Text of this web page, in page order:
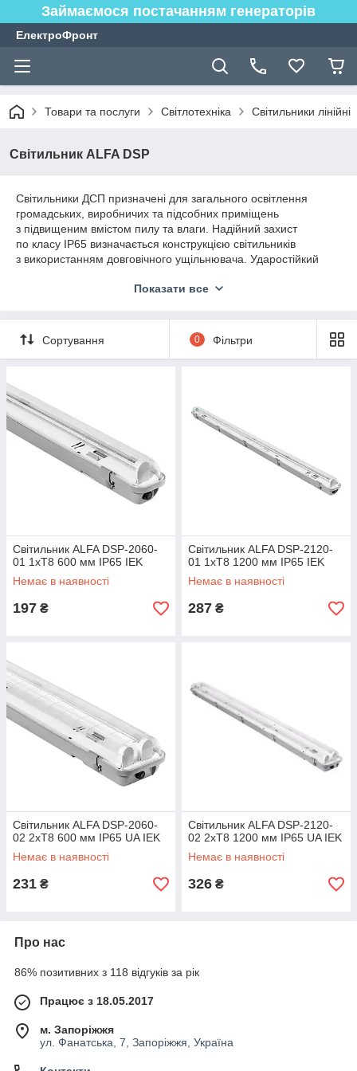
Займаємося постачанням генераторів
ЕлектроФронт
Товари та послуги Світлотехніка Світильники лінійні
Світильник ALFA DSP
Світильники ДСП призначені для загального освітлення
громадських, виробничих та підсобних приміщень
з підвищеним вмістом пилу та влаги. Надійний захист
по класу IP65 визначається конструкцією світильників
з використанням довговічного ущільнювача. Ударостійкий
світильників. Плафон виготовлений з матового полікарбонату
на поверхню стелі, стіни або на підвісах. В комплект
постачання світильників ДСП входять усі необхідні для
Енергозбереження, тривалий термін експлуатації, брак
додаткових експлуатаційних витрат на заміну ламп,
приваблива ціна роблять світильники серії ДСП гарною
альтернативою традиційних світильників ЛСП.
Показати все
Сортування 0 Фільтри
Світильник ALFA DSP-2060-
01 1хT8 600 мм IP65 IEK
Немає в наявності
197 ₴
Світильник ALFA DSP-2120-
01 1хT8 1200 мм IP65 IEK
Немає в наявності
287 ₴
Світильник ALFA DSP-2060-
02 2хT8 600 мм IP65 UA IEK
Немає в наявності
231 ₴
Світильник ALFA DSP-2120-
02 2хT8 1200 мм IP65 UA IEK
Немає в наявності
326 ₴
Про нас
86% позитивних з 118 відгуків за рік
Працює з 18.05.2017
м. Запоріжжя
ул. Фанатська, 7, Запоріжжя, Україна